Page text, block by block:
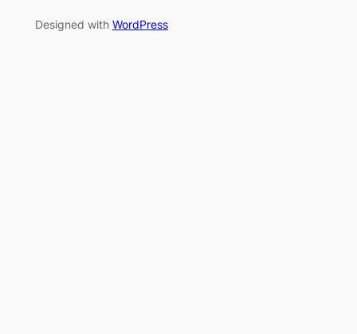
Designed with WordPress